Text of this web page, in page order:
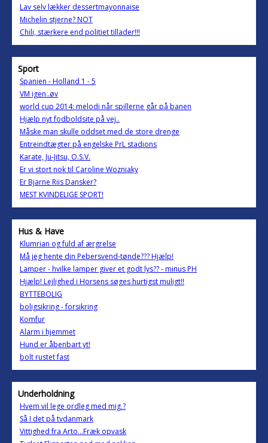
Lav selv lækker dessertmayonnaise
Michelin stjerne? NOT
Chili, stærkere end politiet tillader!!!
Sport
Spanien - Holland 1 - 5
VM igen..øv
world cup 2014: melodi når spillerne går på banen
Hjælp nyt fodboldsite på vej..
Måske man skulle oddset med de store drenge
Entreindtægter på engelske PrL stadions
Karate, Ju-Jitsu, O.S.V.
Er vi stort nok til Caroline Wozniaky
Er Bjarne Riis Dansker?
MEST KVINDELIGE SPORT!
Hus & Have
Klumrian og fuld af ærgrelse
Må jeg hente din Pebersvend-tønde??? Hjælp!
Lamper - hvilke lamper giver et godt lys?? - minus PH
Hjælp! Lejlighed i Horsens søges hurtigst muligt!!
BYTTEBOLIG
boligsikring - forsikring
Komfur
Alarm i hjemmet
Hund er åbenbart yt!
bolt rustet fast
Underholdning
Hvem vil lege ordleg med mig.?
Så I det på tvdanmark
Vittighed fra Arto...Fræk opvask